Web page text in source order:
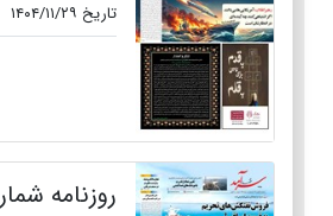
تاریخ ۱۴۰۴/۱۱/۲۹
روزنامه شماره